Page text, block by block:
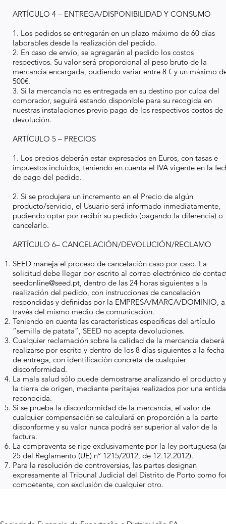
ARTÍCULO 4 – ENTREGA/DISPONIBILIDAD Y CONSUMO
1. Los pedidos se entregarán en un plazo máximo de 60 días
laborables desde la realización del pedido.
2. En caso de envío, se agregarán al pedido los costos
respectivos. Su valor será proporcional al peso bruto de la
mercancía encargada, pudiendo variar entre 8 € y un máximo
500€.
3. Si la mercancía no es entregada en su destino por culpa del
comprador, seguirá estando disponible para su recogida en
nuestras instalaciones previo pago de los respectivos costos de
devolución.
ARTÍCULO 5 – PRECIOS
1. Los precios deberán estar expresados en Euros, con tasas e
impuestos incluidos, teniendo en cuenta el IVA vigente en la
de pago del pedido.
2. Si se produjera un incremento en el Precio de algún
producto/servicio, el Usuario será informado inmediatamente,
pudiendo optar por recibir su pedido (pagando la diferencia) o
cancelarlo.
ARTÍCULO 6– CANCELACIÓN/DEVOLUCIÓN/RECLAMO
SEED maneja el proceso de cancelación caso por caso. La
solicitud debe llegar por escrito al correo electrónico de
seedonline@seed.pt , dentro de las 24 horas siguientes a la
realización del pedido, con instrucciones de cancelación
respondidas y definidas por la EMPRESA/MARCA/DOMINIO, a
través del mismo medio de comunicación.
Teniendo en cuenta las características específicas del artículo
“semilla de patata”, SEED no acepta devoluciones.
Cualquier reclamación sobre la calidad de la mercancía deberá
realizarse por escrito y dentro de los 8 días siguientes a la fecha
de entrega, con identificación concreta de cualquier
disconformidad.
La mala salud sólo puede demostrarse analizando el producto
la tierra de origen, mediante peritajes realizados por una
reconocida.
Si se prueba la disconformidad de la mercancía, el valor de
cualquier compensación se calculará en proporción a la parte
disconforme y su valor nunca podrá ser superior al valor de la
factura.
La compraventa se rige exclusivamente por la ley portuguesa
25 del Reglamento (UE) nº 1215/2012, de 12.12.2012).
Para la resolución de controversias, las partes designan
expresamente al Tribunal Judicial del Distrito de Porto como
competente, con exclusión de cualquier otro.